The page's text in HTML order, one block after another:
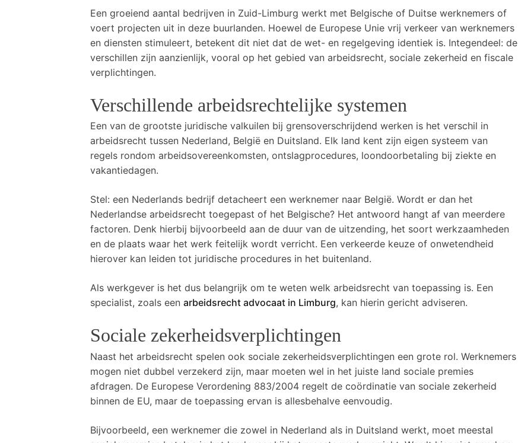
Een groeiend aantal bedrijven in Zuid-Limburg werkt met Belgische of Duitse werknemers of
voert projecten uit in deze buurlanden. Hoewel de Europese Unie vrij verkeer van werknemers
en diensten stimuleert, betekent dit niet dat de wet- en regelgeving identiek is. Integendeel: de
verschillen zijn aanzienlijk, vooral op het gebied van arbeidsrecht, sociale zekerheid en fiscale
verplichtingen.
Verschillende arbeidsrechtelijke systemen
Een van de grootste juridische valkuilen bij grensoverschrijdend werken is het verschil in
arbeidsrecht tussen Nederland, België en Duitsland. Elk land kent zijn eigen systeem van
regels rondom arbeidsovereenkomsten, ontslagprocedures, loondoorbetaling bij ziekte en
vakantiedagen.
Stel: een Nederlands bedrijf detacheert een werknemer naar België. Wordt er dan het
Nederlandse arbeidsrecht toegepast of het Belgische? Het antwoord hangt af van meerdere
factoren. Denk hierbij bijvoorbeeld aan de duur van de uitzending, het soort werkzaamheden
en de plaats waar het werk feitelijk wordt verricht. Een verkeerde keuze of onwetendheid
hierover kan leiden tot juridische procedures in het buitenland.
Als werkgever is het dus belangrijk om te weten welk arbeidsrecht van toepassing is. Een
specialist, zoals een arbeidsrecht advocaat in Limburg, kan hierin gericht adviseren.
Sociale zekerheidsverplichtingen
Naast het arbeidsrecht spelen ook sociale zekerheidsverplichtingen een grote rol. Werknemers
mogen niet dubbel verzekerd zijn, maar moeten wel in het juiste land sociale premies
afdragen. De Europese Verordening 883/2004 regelt de coördinatie van sociale zekerheid
binnen de EU, maar de toepassing ervan is allesbehalve eenvoudig.
Bijvoorbeeld, een werknemer die zowel in Nederland als in Duitsland werkt, moet meestal